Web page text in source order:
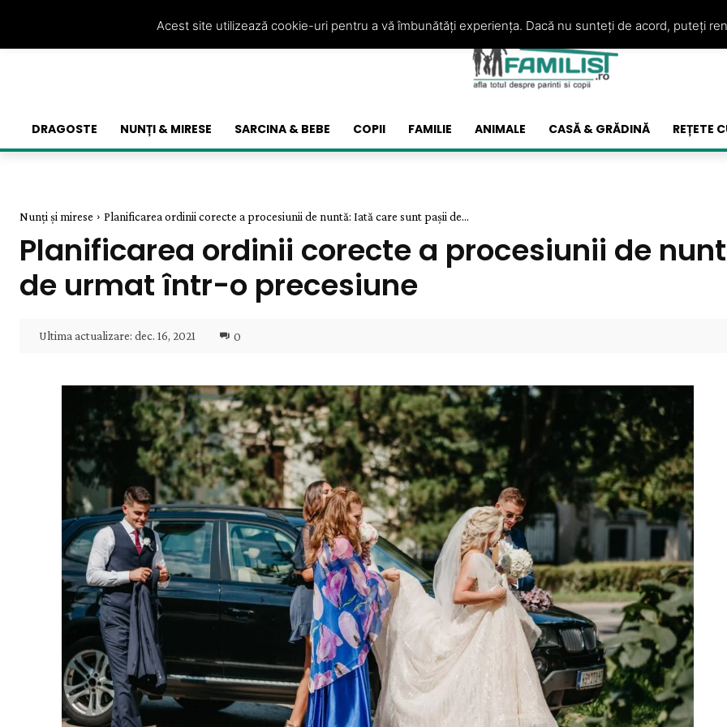
DRAGOSTE NUNȚI & MIRESE SARCINA & BEBE COPII FAMILIE ANIMALE CASĂ & GRĂDINĂ REȚETE
Nunți și mirese Planificarea ordinii corecte a procesiunii de nuntă: Iată care sunt pașii de...
Planificarea ordinii corecte a procesiunii de
de urmat într-o precesiune
Ultima actualizare: dec. 16, 2021 0
Acest site utilizează cookie-uri pentru a vă îmbunătăți experiența. Dacă nu sunteți de acord, puteți